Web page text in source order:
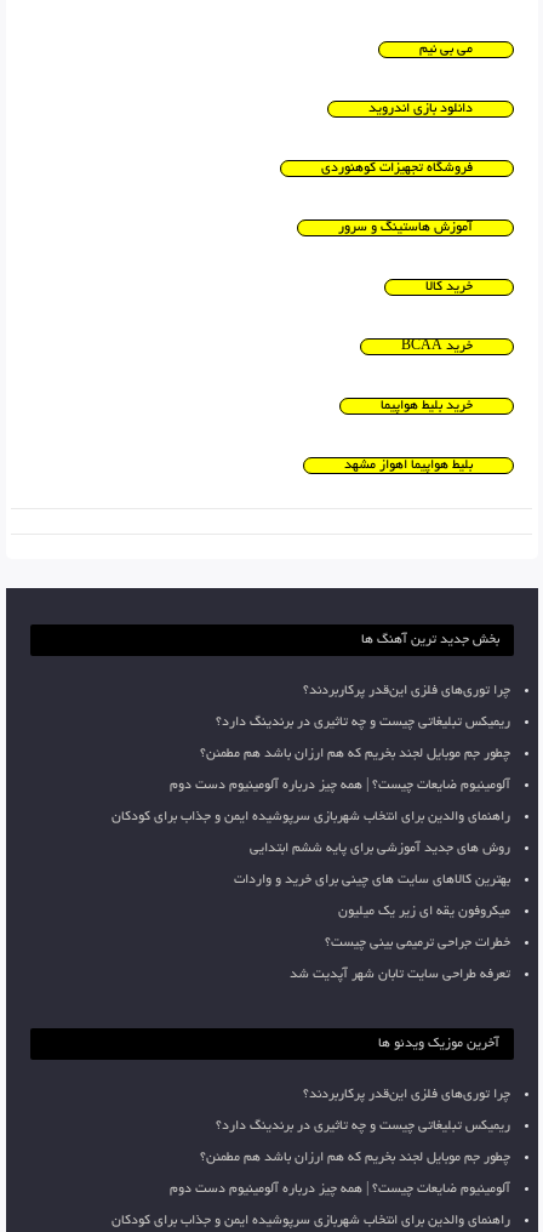
می بی نیم
دانلود بازی اندروید
فروشگاه تجهیزات کوهنوردی
آموزش هاستینگ و سرور
خرید کالا
خرید BCAA
خرید بلیط هواپیما
بلیط هواپیما اهواز مشهد
بخش جدید ترین آهنگ ها
چرا توری‌های فلزی این‌قدر پرکاربردند؟
ریمیکس تبلیغاتی چیست و چه تاثیری در برندینگ دارد؟
چطور جم موبایل لجند بخریم که هم ارزان باشد هم مطمئن؟
آلومینیوم ضایعات چیست؟ | همه چیز درباره آلومینیوم دست دوم
راهنمای والدین برای انتخاب شهربازی سرپوشیده ایمن و جذاب برای کودکان
روش های جدید آموزشی برای پایه ششم ابتدایی
بهترین کالاهای سایت های چینی برای خرید و واردات
میکروفون یقه ای زیر یک میلیون
خطرات جراحی ترمیمی بینی چیست؟
تعرفه طراحی سایت تابان شهر آپدیت شد
آخرین موزیک ویدئو ها
چرا توری‌های فلزی این‌قدر پرکاربردند؟
ریمیکس تبلیغاتی چیست و چه تاثیری در برندینگ دارد؟
چطور جم موبایل لجند بخریم که هم ارزان باشد هم مطمئن؟
آلومینیوم ضایعات چیست؟ | همه چیز درباره آلومینیوم دست دوم
راهنمای والدین برای انتخاب شهربازی سرپوشیده ایمن و جذاب برای کودکان